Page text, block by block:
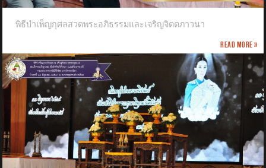
พิธีบำเพ็ญกุศลสวดพระอภิธรรมและเจริญจิตตภาวนา
Read more »